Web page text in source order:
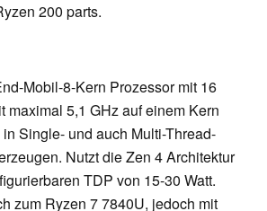
200 parts.
Mobil-8-Kern Prozessor mit 16
maximal 5,1 GHz auf einem Kern
Single- und auch Multi-Thread-
Nutzt die Zen 4 Architektur
TDP von 15-30 Watt.
zum Ryzen 7 7840U, jedoch mit